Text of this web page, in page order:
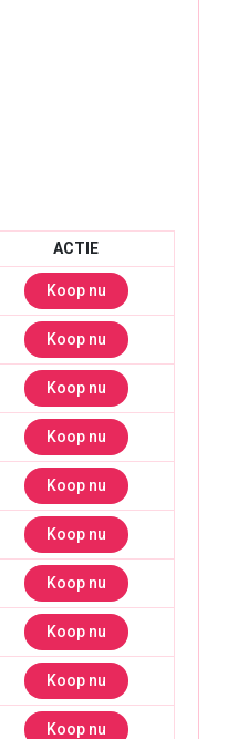
ACTIE
Koop nu
Koop nu
Koop nu
Koop nu
Koop nu
Koop nu
Koop nu
Koop nu
Koop nu
Koop nu